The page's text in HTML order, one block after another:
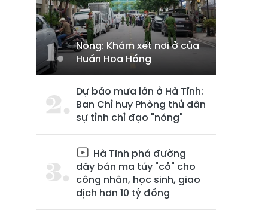
Nóng: Khám xét nơi ở của
Huấn Hoa Hồng
Dự báo mưa lớn ở Hà Tĩnh:
Ban Chỉ huy Phòng thủ dân
sự tỉnh chỉ đạo "nóng"
Hà Tĩnh phá đường
dây bán ma túy "cỏ" cho
công nhân, học sinh, giao
dịch hơn 10 tỷ đồng